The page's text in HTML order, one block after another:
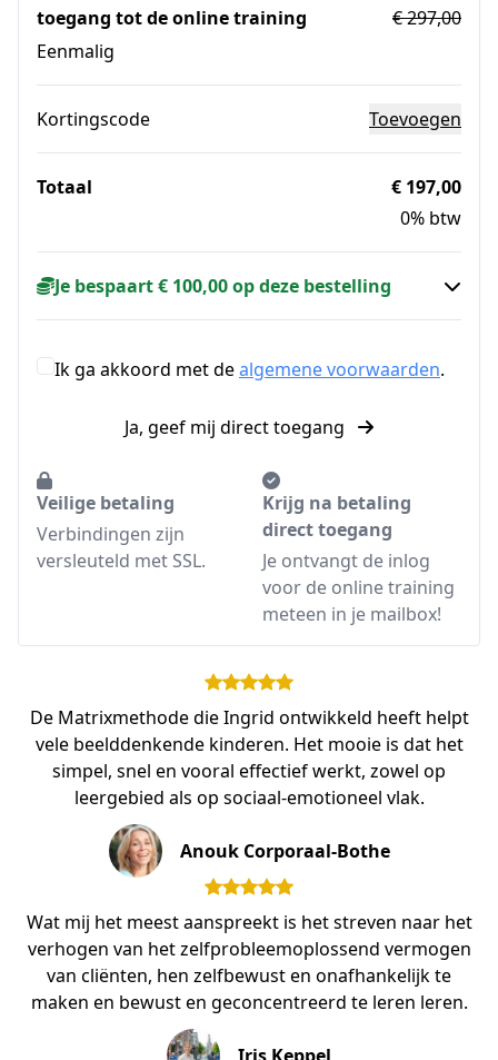
toegang tot de online training
Eenmalig
€ 297,00
Kortingscode Toevoegen
Totaal
€ 197,00
0% btw
Je bespaart € 100,00 op deze bestelling
Ik ga akkoord met dealgemene voorwaarden.
Ja, geef mij direct toegang
Veilige betaling
Verbindingen zijn
versleuteld met SSL.
Krijg na betaling
direct toegang
Je ontvangt de inlog
voor de online training
meteen in je mailbox!
De Matrixmethode die Ingrid ontwikkeld heeft helpt
vele beelddenkende kinderen. Het mooie is dat het
simpel, snel en vooral effectief werkt, zowel op
leergebied als op sociaal-emotioneel vlak.
Anouk Corporaal-Bothe
Wat mij het meest aanspreekt is het streven naar het
verhogen van het zelfprobleemoplossend vermogen
van cliënten, hen zelfbewust en onafhankelijk te
maken en bewust en geconcentreerd te leren leren.